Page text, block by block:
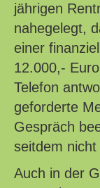
jährigen
nahegelegt,
einer
12.000,-
Telefon
geforderte
Gespräch
seitdem
Auch in der